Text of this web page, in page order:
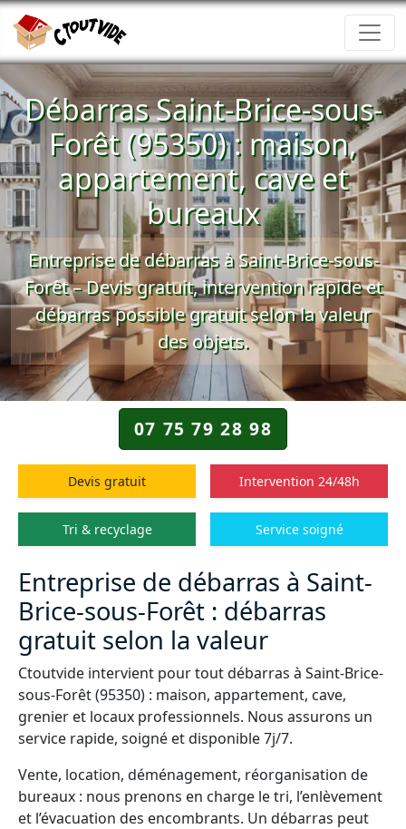
Débarras Saint-Brice-sous-
Forêt (95350) : maison,
appartement, cave et
bureaux
Entreprise de débarras à Saint-Brice-sous-
Forêt –Devis gratuit, intervention rapide et
débarras possible gratuitselon la valeur
des objets.
07 75 79 28 98
Devis gratuit Intervention 24/48h
Tri & recyclage Service soigné
Entreprise de débarras à Saint-
Brice-sous-Forêt : débarras
gratuit selon la valeur
Ctoutvide intervient pour tout débarras à Saint-Brice-
sous-Forêt (95350) : maison, appartement, cave,
grenier et locaux professionnels. Nous assurons un
service rapide, soigné et disponible 7j/7.
Vente, location, déménagement, réorganisation de
bureaux : nous prenons en charge le tri, l’enlèvement
et l’évacuation des encombrants. Un débarras peut